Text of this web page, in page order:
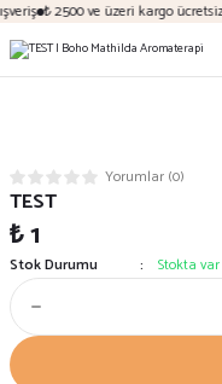
₺ 2500 ve üzeri kargo ücretsiz
Yorumlar (0)
TEST
₺ 1
Stok Durumu
Stokta var